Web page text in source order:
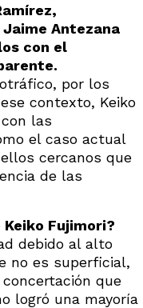
Antezana
con el
por los
contexto, Keiko
las
el caso actual
cercanos que
de las
Fujimori?
debido al alto
no es superficial,
que
logró una mayoría